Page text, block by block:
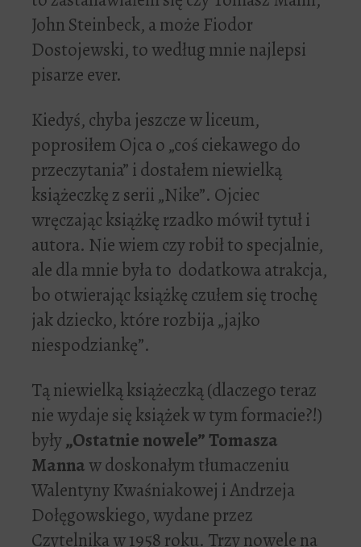
John Steinbeck, a może Fiodor
Dostojewski, to według mnie najlepsi
pisarze ever.
Kiedyś, chyba jeszcze w liceum,
poprosiłem Ojca o „coś ciekawego do
przeczytania” i dostałem niewielką
książeczkę z serii „Nike”. Ojciec
wręczając książkę rzadko mówił tytuł i
autora. Nie wiem czy robił to specjalnie,
ale dla mnie była to dodatkowa atrakcja,
bo otwierając książkę czułem się trochę
jak dziecko, które rozbija „jajko
niespodziankę”.
Tą niewielką książeczką (dlaczego teraz
nie wydaje się książek w tym formacie?!)
były„Ostatnie nowele” Tomasza
Mannaw doskonałym tłumaczeniu
Walentyny Kwaśniakowej i Andrzeja
Dołęgowskiego, wydane przez
Czytelnika w 1958 roku. Trzy nowele na